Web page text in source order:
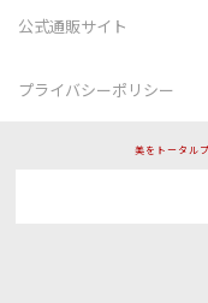
公式通販サイト
プライバシーポリシー
美をトータル